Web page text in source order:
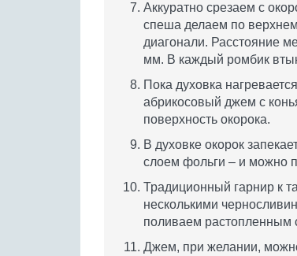
Аккуратно срезаем с
спеша делаем по
диагонали. Расстояние
мм. В каждый ромбик
Пока духовка
абрикосовый джем с
поверхность окорока.
В духовке окорок
слоем фольги – и можно
Традиционный гарнир к
несколькими
поливаем
Джем, при желании,